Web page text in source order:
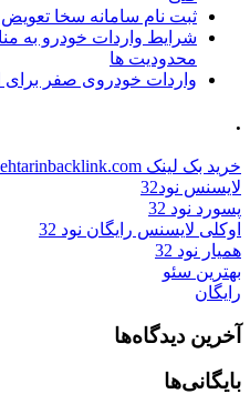
ثبت نام سامانه سخا
شرایط واردات خودرو به
محدودیت ها
واردات خودروی صفر
.
خرید بک لینک behtarinbacklink.com
لایسنس نود32
پسورد نود 32
اوکلی لایسنس رایگان نود 32
همیار نود 32
بهترین سئو
رایگان
آخرین دیدگاه‌ها
بایگانی‌ها